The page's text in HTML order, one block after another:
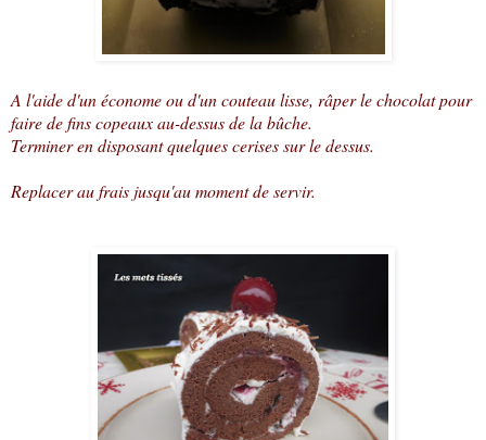
A l'aide d'un économe ou d'un couteau lisse, râper le chocolat pour
faire de fins copeaux au-dessus de la bûche.
Terminer en disposant quelques cerises sur le dessus.
Replacer au frais jusqu'au moment de servir.